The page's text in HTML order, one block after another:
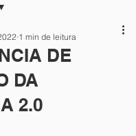
DE
DA
2.0
1 min de leitura